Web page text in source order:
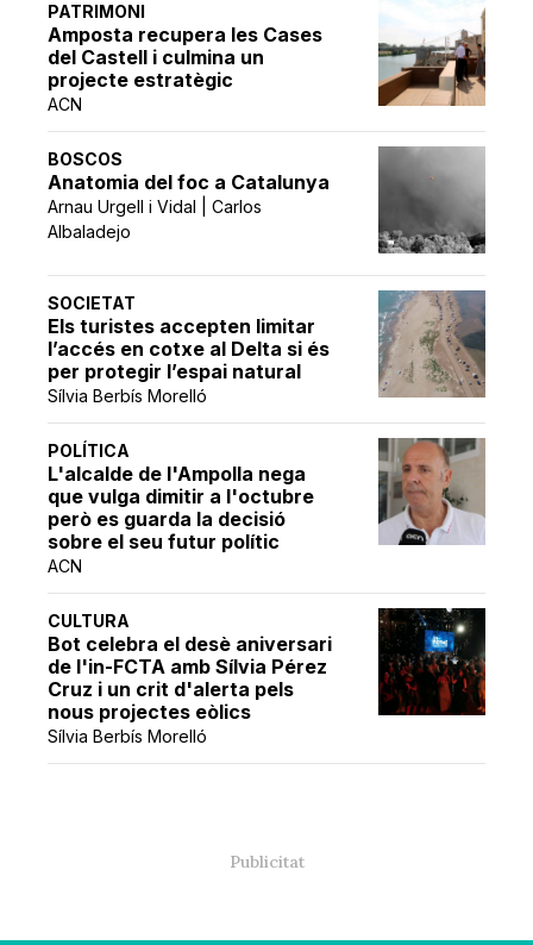
PATRIMONI
Amposta recupera les Cases
del Castell i culmina un
projecte estratègic
ACN
BOSCOS
Anatomia del foc a Catalunya
Arnau Urgell i Vidal | Carlos
Albaladejo
SOCIETAT
Els turistes accepten limitar
l’accés en cotxe al Delta si és
per protegir l’espai natural
Sílvia Berbís Morelló
POLÍTICA
L'alcalde de l'Ampolla nega
que vulga dimitir a l'octubre
però es guarda la decisió
sobre el seu futur polític
ACN
CULTURA
Bot celebra el desè aniversari
de l'in-FCTA amb Sílvia Pérez
Cruz i un crit d'alerta pels
nous projectes eòlics
Sílvia Berbís Morelló